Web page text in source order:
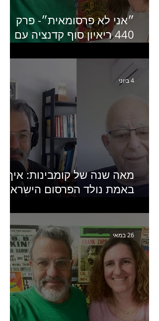
״אני לא פרסומאית״- פרק
440 ריאיון סוף קדנציה עם
מנכ״לית באומן בר ריבנאי
מאה שנה של קומבינות: איך
באמת נולד הפרסום
מחבר הספר "מסע פרסום:
פרקים בחיי הפרסום
4 ביוני
26 במאי